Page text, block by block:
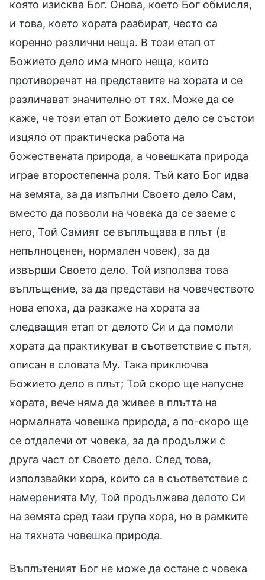
която изисква Бог. Онова, което Бог обмисля,
и това, което хората разбират, често са
коренно различни неща. В този етап от
Божието дело има много неща, които
противоречат на представите на хората и се
различават значително от тях. Може да се
каже, че този етап от Божието дело се състои
изцяло от практическа работа на
божествената природа, а човешката природа
играе второстепенна роля. Тъй като Бог идва
на земята, за да изпълни Своето дело Сам,
вместо да позволи на човека да се заеме с
него, Той Самият се въплъщава в плът (в
непълноценен, нормален човек), за да
извърши Своето дело. Той използва това
въплъщение, за да представи на човечеството
нова епоха, да разкаже на хората за
следващия етап от делото Си и да помоли
хората да практикуват в съответствие с пътя,
описан в словата Му. Така приключва
Божието дело в плът; Той скоро ще напусне
хората, вече няма да живее в плътта на
нормалната човешка природа, а по-скоро ще
се отдалечи от човека, за да продължи с
друга част от Своето дело. След това,
използвайки хора, които са в съответствие с
намеренията Му, Той продължава делото Си
на земята сред тази група хора, но в рамките
на тяхната човешка природа.
Въплътеният Бог не може да остане с човека